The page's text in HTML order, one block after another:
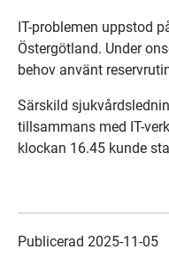
IT-problemen uppstod
Östergötland. Under
behov använt
Särskild
tillsammans med IT-
klockan 16.45 kunde
Publicerad 2025-11-05